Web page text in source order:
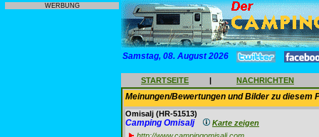
WERBUNG
Samstag, 08. August 2026
STARTSEITE | NACHRICHTEN
Meinungen/Bewertungen und Bilder zu diesem
Omisalj (HR-51513)
Camping Omisalj
Karte zeigen